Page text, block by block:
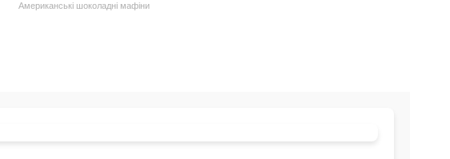
Американські шоколадні мафіни